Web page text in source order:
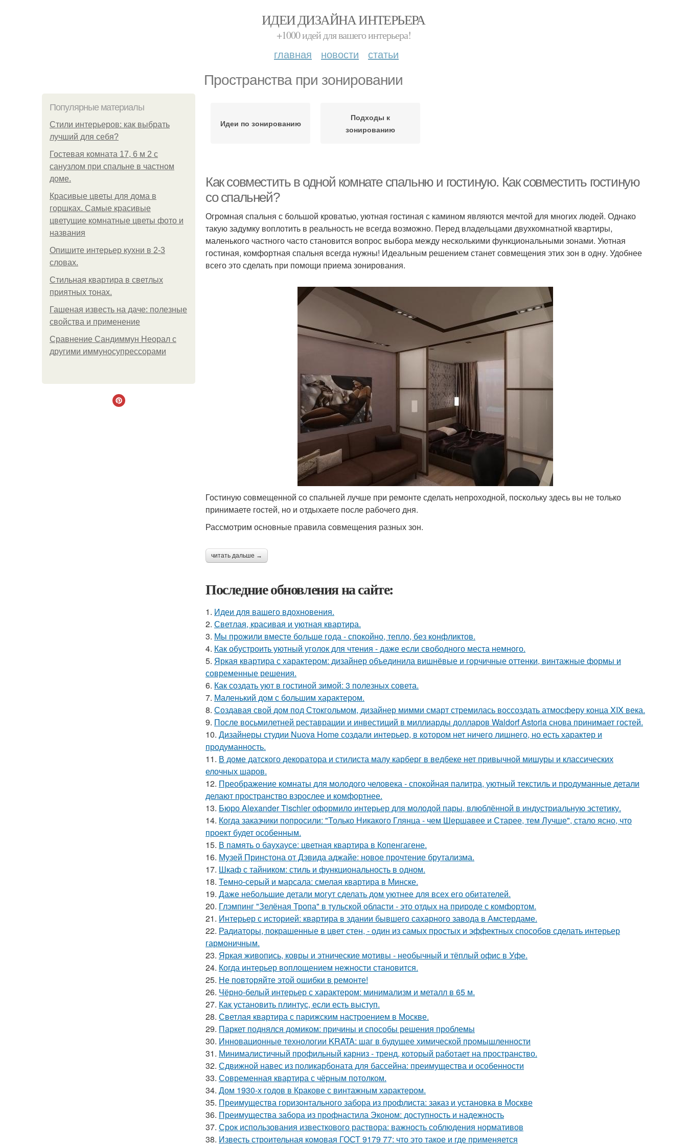
ИДЕИ ДИЗАЙНА ИНТЕРЬЕРА
+1000 идей для вашего интерьера!
главная новости статьи
Пространства при зонировании
Популярные материалы
Стили интерьеров: как выбрать
лучший для себя?
Гостевая комната 17, 6 м 2 с
санузлом при спальне в частном
доме.
Красивые цветы для дома в
горшках. Самые красивые
цветущие комнатные цветы фото и
названия
Опишите интерьер кухни в 2-3
словах.
Стильная квартира в светлых
приятных тонах.
Гашеная известь на даче: полезные
свойства и применение
Сравнение Сандиммун Неорал с
другими иммуносупрессорами
Идеи по зонированию
Подходы к
зонированию
Как совместить в одной комнате спальню и гостиную. Как совместить гостиную
со спальней?
Огромная спальня с большой кроватью, уютная гостиная с камином являются мечтой для многих людей. Однако
такую задумку воплотить в реальность не всегда возможно. Перед владельцами двухкомнатной квартиры,
маленького частного часто становится вопрос выбора между несколькими функциональными зонами. Уютная
гостиная, комфортная спальня всегда нужны! Идеальным решением станет совмещения этих зон в одну. Удобнее
всего это сделать при помощи приема зонирования.
Гостиную совмещенной со спальней лучше при ремонте сделать непроходной, поскольку здесь вы не только
принимаете гостей, но и отдыхаете после рабочего дня.
Рассмотрим основные правила совмещения разных зон.
читать дальше →
Последние обновления на сайте:
1. Идеи для вашего вдохновения.
2. Светлая, красивая и уютная квартира.
3. Мы прожили вместе больше года - спокойно, тепло, без конфликтов.
4. Как обустроить уютный уголок для чтения - даже если свободного места немного.
5. Яркая квартира с характером: дизайнер объединила вишнёвые и горчичные оттенки, винтажные формы и
современные решения.
6. Как создать уют в гостиной зимой: 3 полезных совета.
7. Маленький дом с большим характером.
8. Создавая свой дом под Стокгольмом, дизайнер мимми смарт стремилась воссоздать атмосферу конца XIX века.
9. После восьмилетней реставрации и инвестиций в миллиарды долларов Waldorf Astoria снова принимает гостей.
10. Дизайнеры студии Nuova Home создали интерьер, в котором нет ничего лишнего, но есть характер и
продуманность.
11. В доме датского декоратора и стилиста малу карберг в ведбеке нет привычной мишуры и классических
елочных шаров.
12. Преображение комнаты для молодого человека - спокойная палитра, уютный текстиль и продуманные детали
делают пространство взрослее и комфортнее.
13. Бюро Alexander Tischler оформило интерьер для молодой пары, влюблённой в индустриальную эстетику.
14. Когда заказчики попросили: "Только Никакого Глянца - чем Шершавее и Старее, тем Лучше", стало ясно, что
проект будет особенным.
15. В память о баухаусе: цветная квартира в Копенгагене.
16. Музей Принстона от Дэвида аджайе: новое прочтение брутализма.
17. Шкаф с тайником: стиль и функциональность в одном.
18. Темно-серый и марсала: смелая квартира в Минске.
19. Даже небольшие детали могут сделать дом уютнее для всех его обитателей.
20. Глэмпинг "Зелёная Тропа" в тульской области - это отдых на природе с комфортом.
21. Интерьер с историей: квартира в здании бывшего сахарного завода в Амстердаме.
22. Радиаторы, покрашенные в цвет стен, - один из самых простых и эффектных способов сделать интерьер
гармоничным.
23. Яркая живопись, ковры и этнические мотивы - необычный и тёплый офис в Уфе.
24. Когда интерьер воплощением нежности становится.
25. Не повторяйте этой ошибки в ремонте!
26. Чёрно-белый интерьер с характером: минимализм и металл в 65 м.
27. Как установить плинтус, если есть выступ.
28. Светлая квартира с парижским настроением в Москве.
29. Паркет поднялся домиком: причины и способы решения проблемы
30. Инновационные технологии KRATA: шаг в будущее химической промышленности
31. Минималистичный профильный карниз - тренд, который работает на пространство.
32. Сдвижной навес из поликарбоната для бассейна: преимущества и особенности
33. Современная квартира с чёрным потолком.
34. Дом 1930-х годов в Кракове с винтажным характером.
35. Преимущества горизонтального забора из профлиста: заказ и установка в Москве
36. Преимущества забора из профнастила Эконом: доступность и надежность
37. Срок использования известкового раствора: важность соблюдения нормативов
38. Известь строительная комовая ГОСТ 9179 77: что это такое и где применяется